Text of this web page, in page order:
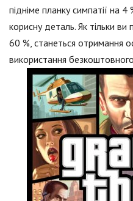
підніме планку симпатії на
корисну деталь. Як тільки ви
60 %, станеться отримання
використання